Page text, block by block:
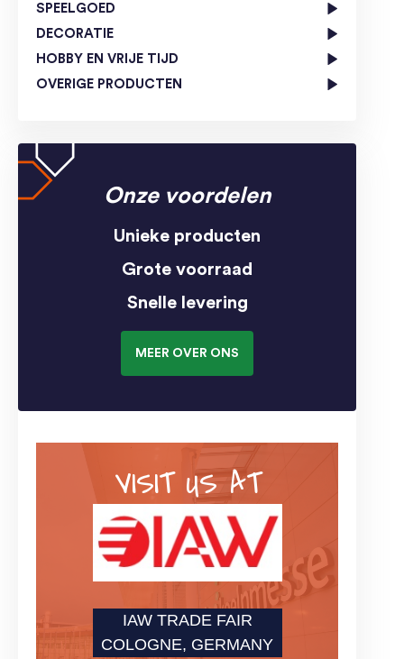
SPEELGOED
DECORATIE
HOBBY EN VRIJE TIJD
OVERIGE PRODUCTEN
Onze voordelen
Unieke producten
Grote voorraad
Snelle levering
MEER OVER ONS
VISIT US AT
IAW TRADE FAIR
COLOGNE, GERMANY